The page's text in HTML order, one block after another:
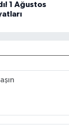
1 Ağustos